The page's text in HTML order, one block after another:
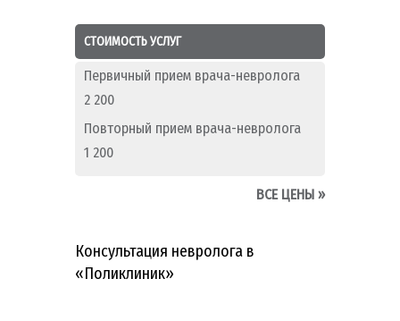
СТОИМОСТЬ УСЛУГ
Первичный прием врача-невролога
2 200
Повторный прием врача-невролога
1 200
ВСЕ ЦЕНЫ »
Консультация невролога в
«Поликлиник»